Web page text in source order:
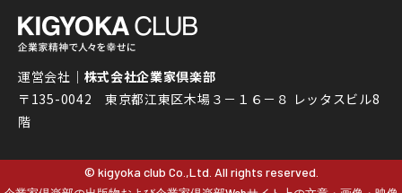
運営会社｜ 株式会社企業家倶楽部
〒135-0042 東京都江東区木場３－１６－８ レッタスビル8
階
© kigyoka club Co.,Ltd. All rights reserved.